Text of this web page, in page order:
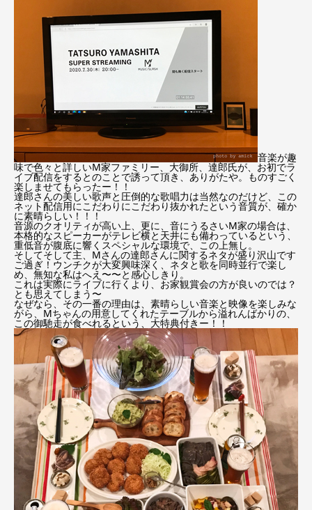
音楽が趣
味で色々と詳しいM家ファミリー、大御所、達郎氏が、お初でラ
イブ配信をするとのことで誘って頂き、ありがたや。ものすごく
楽しませてもらったー！！
達郎さんの美しい歌声と圧倒的な歌唱力は当然なのだけど、この
ネット配信用にこだわりにこだわり抜かれたという音質が、確か
に素晴らしい！！！
音源のクオリティが高い上、更に、音にうるさいM家の場合は、
本格的なスピーカーがテレビ横と天井にも備わっているという、
重低音が腹底に響くスペシャルな環境で、この上無し。
そしてそして主、Mさんの達郎さんに関するネタが盛り沢山です
ご過ぎ！ウンチクが大変興味深く、ネタと歌を同時並行で楽し
め、無知な私はへえ〜〜と感心しきり。
これは実際にライブに行くより、お家観賞会の方が良いのでは？
とも思えてしまう〜
なぜなら、その一番の理由は、素晴らしい音楽と映像を楽しみな
がら、Mちゃんの用意してくれたテーブルから溢れんばかりの、
この御馳走が食べれるという、大特典付きー！！